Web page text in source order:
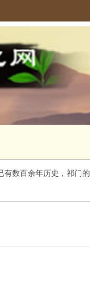
数百余年历史，祁门